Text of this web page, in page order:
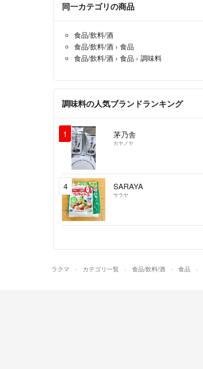
同一カテゴリの商品
食品/飲料/酒
食品/飲料/酒 › 食品
食品/飲料/酒 › 食品 › 調味料
調味料の人気ブランドランキング
1 茅乃舎
カヤノヤ
4 SARAYA
サラヤ
ラクマ カテゴリ一覧 食品/飲料/酒 食品